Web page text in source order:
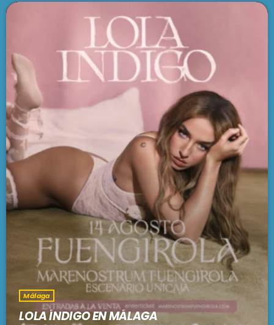
Málaga
LOLA ÍNDIGO EN MÁLAGA